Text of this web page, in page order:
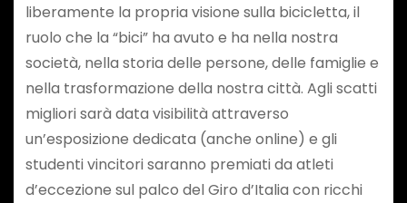
liberamente la propria visione sulla bicicletta, il
ruolo che la “bici” ha avuto e ha nella nostra
società, nella storia delle persone, delle famiglie e
nella trasformazione della nostra città. Agli scatti
migliori sarà data visibilità attraverso
un’esposizione dedicata (anche online) e gli
studenti vincitori saranno premiati da atleti
d’eccezione sul palco del Giro d’Italia con ricchi